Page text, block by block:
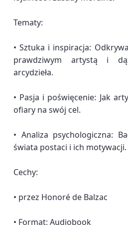
Tematy:
• Sztuka i inspiracja:
prawdziwym artystą i
arcydzieła.
• Pasja i poświęcenie: Jak
ofiary na swój cel.
• Analiza psychologiczna:
świata postaci i ich motywacji.
Cechy:
• przez Honoré de Balzac
• Format: Audiobook